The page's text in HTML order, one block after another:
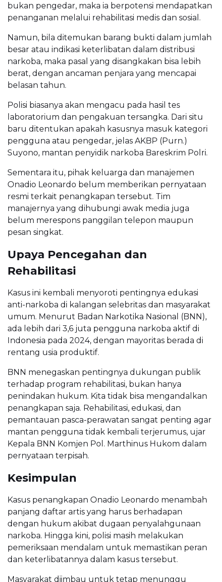
bukan pengedar, maka ia berpotensi mendapatkan
penanganan melalui rehabilitasi medis dan sosial.
Namun, bila ditemukan barang bukti dalam jumlah
besar atau indikasi keterlibatan dalam distribusi
narkoba, maka pasal yang disangkakan bisa lebih
berat, dengan ancaman penjara yang mencapai
belasan tahun.
Polisi biasanya akan mengacu pada hasil tes
laboratorium dan pengakuan tersangka. Dari situ
baru ditentukan apakah kasusnya masuk kategori
pengguna atau pengedar, jelas AKBP (Purn.)
Suyono, mantan penyidik narkoba Bareskrim Polri.
Sementara itu, pihak keluarga dan manajemen
Onadio Leonardo belum memberikan pernyataan
resmi terkait penangkapan tersebut. Tim
manajernya yang dihubungi awak media juga
belum merespons panggilan telepon maupun
pesan singkat.
Upaya Pencegahan dan
Rehabilitasi
Kasus ini kembali menyoroti pentingnya edukasi
anti-narkoba di kalangan selebritas dan masyarakat
umum. Menurut Badan Narkotika Nasional (BNN),
ada lebih dari 3,6 juta pengguna narkoba aktif di
Indonesia pada 2024, dengan mayoritas berada di
rentang usia produktif.
BNN menegaskan pentingnya dukungan publik
terhadap program rehabilitasi, bukan hanya
penindakan hukum. Kita tidak bisa mengandalkan
penangkapan saja. Rehabilitasi, edukasi, dan
pemantauan pasca-perawatan sangat penting agar
mantan pengguna tidak kembali terjerumus, ujar
Kepala BNN Komjen Pol. Marthinus Hukom dalam
pernyataan terpisah.
Kesimpulan
Kasus penangkapan Onadio Leonardo menambah
panjang daftar artis yang harus berhadapan
dengan hukum akibat dugaan penyalahgunaan
narkoba. Hingga kini, polisi masih melakukan
pemeriksaan mendalam untuk memastikan peran
dan keterlibatannya dalam kasus tersebut.
Masyarakat diimbau untuk tetap menunggu